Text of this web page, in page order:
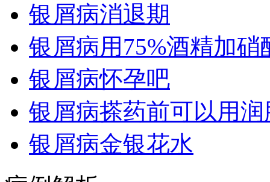
银屑病消退期
银屑病用75%酒精加硝
银屑病怀孕吧
银屑病搽药前可以用润
银屑病金银花水